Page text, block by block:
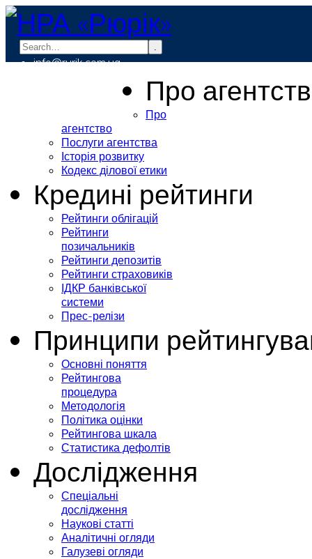
.
info@rurik.com.ua
Про
Про
агентство
Послуги агентства
Історія розвитку
Кодекс ділової етики
Кредині рейтинги
Рейтинги облігацій
Рейтинги
позичальників
Рейтинги депозитів
Рейтинги страховиків
ІДКР банківської
системи
Прес-релізи
Принципи
Основні поняття
Рейтингова
процедура
Методологія
Політика оцінки
Рейтингова шкала
Статистика дефолтів
Дослідження
Спеціальні
дослідження
Наукові статті
Аналітичні огляди
Галузеві огляди